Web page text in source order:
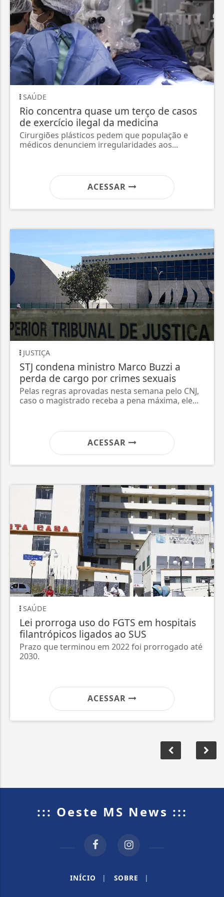
SAÚDE
Rio concentra quase um terço de casos
de exercício ilegal da medicina
Cirurgiões plásticos pedem que população e
médicos denunciem irregularidades aos...
ACESSAR
JUSTIÇA
STJ condena ministro Marco Buzzi a
perda de cargo por crimes sexuais
Pelas regras aprovadas nesta semana pelo CNJ,
caso o magistrado receba a pena máxima, ele...
ACESSAR
SAÚDE
Lei prorroga uso do FGTS em hospitais
filantrópicos ligados ao SUS
Prazo que terminou em 2022 foi prorrogado até
2030.
ACESSAR
::: Oeste MS News :::
INÍCIO | SOBRE |